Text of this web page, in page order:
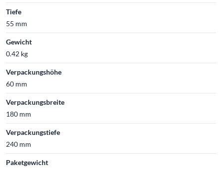
Tiefe
55 mm
Gewicht
0.42 kg
Verpackungshöhe
60 mm
Verpackungsbreite
180 mm
Verpackungstiefe
240 mm
Paketgewicht